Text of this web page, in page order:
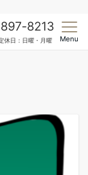
8213
日：日曜・月曜 Menu